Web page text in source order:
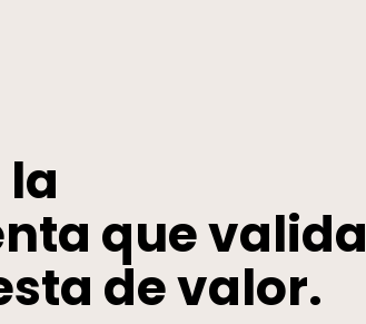
que valida
de valor.